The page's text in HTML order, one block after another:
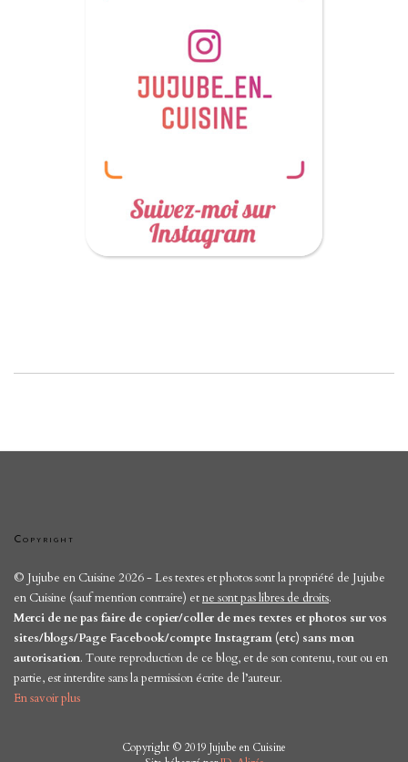
Copyright
© Jujube en Cuisine 2026 - Les textes et photos sont la propriété de Jujube
en Cuisine (sauf mention contraire) etne sont pas libres de droits.
Merci de ne pas faire de copier/coller de mes textes et photos sur vos
sites/blogs/Page Facebook/compte Instagram (etc) sans mon
autorisation. Toute reproduction de ce blog, et de son contenu, tout ou en
partie, est interdite sans la permission écrite de l’auteur.
En savoir plus
Copyright © 2019 Jujube en Cuisine